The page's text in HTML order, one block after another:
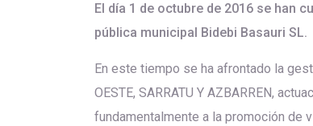
El día 1 de octubre de 2016 se han
pública municipal Bidebi Basauri SL.
En este tiempo se ha afrontado la
OESTE, SARRATU Y AZBARREN,
fundamentalmente a la promoción de